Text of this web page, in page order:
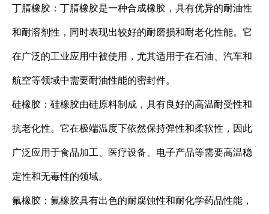
丁腈橡胶：丁腈橡胶是一种合成橡胶，具有优异的耐油性
和耐溶剂性，同时表现出较好的耐磨损和耐老化性能。它
在广泛的工业应用中被使用，尤其适用于在石油、汽车和
航空等领域中需要耐油性能的密封件。
硅橡胶：硅橡胶由硅原料制成，具有良好的高温耐受性和
抗老化性。它在极端温度下依然保持弹性和柔软性，因此
广泛应用于食品加工、医疗设备、电子产品等需要高温稳
定性和无毒性的领域。
氟橡胶：氟橡胶具有出色的耐腐蚀性和耐化学药品性能，